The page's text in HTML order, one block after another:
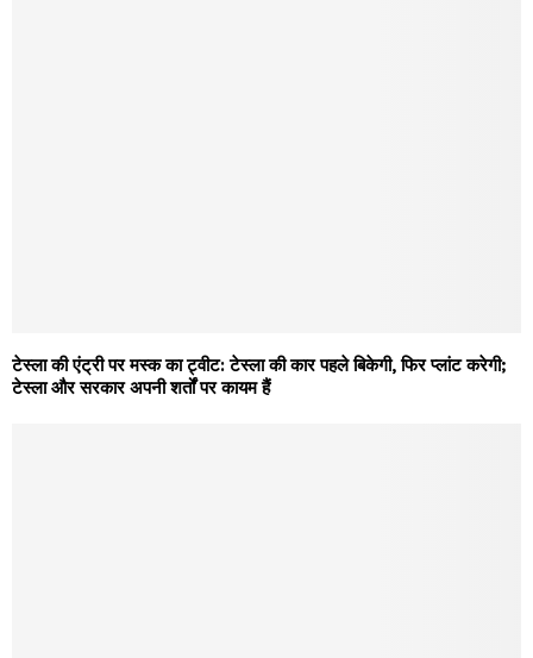
टेस्ला की एंट्री पर मस्क का ट्वीट: टेस्ला की कार पहले बिकेगी, फिर प्लांट करेगी;
टेस्ला और सरकार अपनी शर्तों पर कायम हैं